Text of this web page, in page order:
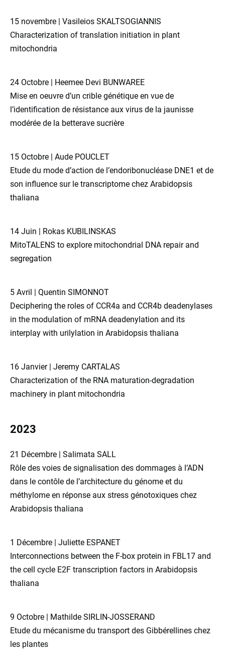
15 novembre | Vasileios SKALTSOGIANNIS
Characterization of translation initiation in plant
mitochondria
24 Octobre | Heemee Devi BUNWAREE
Mise en oeuvre d’un crible génétique en vue de
l’identification de résistance aux virus de la jaunisse
modérée de la betterave sucrière
15 Octobre | Aude POUCLET
Etude du mode d’action de l’endoribonucléase DNE1 et de
son influence sur le transcriptome chez Arabidopsis
thaliana
14 Juin | Rokas KUBILINSKAS
MitoTALENS to explore mitochondrial DNA repair and
segregation
5 Avril | Quentin SIMONNOT
Deciphering the roles of CCR4a and CCR4b deadenylases
in the modulation of mRNA deadenylation and its
interplay with urilylation in Arabidopsis thaliana
16 Janvier | Jeremy CARTALAS
Characterization of the RNA maturation-degradation
machinery in plant mitochondria
2023
21 Décembre | Salimata SALL
Rôle des voies de signalisation des dommages à l’ADN
dans le contôle de l’architecture du génome et du
méthylome en réponse aux stress génotoxiques chez
Arabidopsis thaliana
1 Décembre | Juliette ESPANET
Interconnections between the F-box protein in FBL17 and
the cell cycle E2F transcription factors in Arabidopsis
thaliana
9 Octobre | Mathilde SIRLIN-JOSSERAND
Etude du mécanisme du transport des Gibbérellines chez
les plantes